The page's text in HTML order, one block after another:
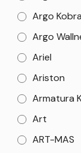
Argo Kobra
Argo
Ariel
Ariston
Armatura
Art
ART-MAS